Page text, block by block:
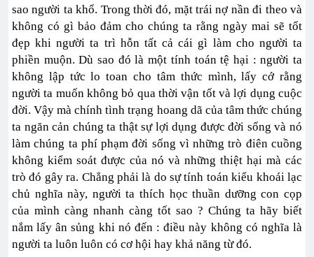
sao người ta khổ. Trong thời đó, mặt trái nợ nần đi theo và
không có gì bảo đảm cho chúng ta rằng ngày mai sẽ tốt
đẹp khi người ta trì hỗn tất cả cái gì làm cho người ta
phiền muộn. Dù sao đó là một tính toán tệ hại : người ta
không lập tức lo toan cho tâm thức mình, lấy cớ rằng
người ta muốn không bỏ qua thời vận tốt và lợi dụng cuộc
đời. Vậy mà chính tình trạng hoang dã của tâm thức chúng
ta ngăn cản chúng ta thật sự lợi dụng được đời sống và nó
làm chúng ta phí phạm đời sống vì những trò điên cuồng
không kiểm soát được của nó và những thiệt hại mà các
trò đó gây ra. Chẳng phải là do sự tính toán kiểu khoái lạc
chủ nghĩa này, người ta thích học thuần dưỡng con cọp
của mình càng nhanh càng tốt sao ? Chúng ta hãy biết
nắm lấy ân sủng khi nó đến : điều này không có nghĩa là
người ta luôn luôn có cơ hội hay khả năng từ đó.